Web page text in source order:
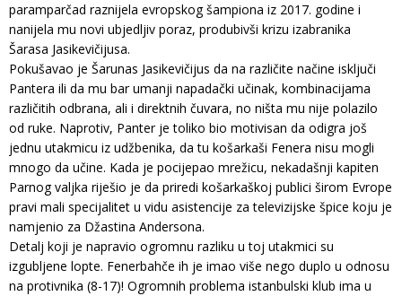
paramparčad raznijela evropskog šampiona iz 2017. godine i
nanijela mu novi ubjedljiv poraz, produbivši krizu izabranika
Šarasa Jasikevičijusa.
Pokušavao je Šarunas Jasikevičijus da na različite načine isključi
Pantera ili da mu bar umanji napadački učinak, kombinacijama
različitih odbrana, ali i direktnih čuvara, no ništa mu nije polazilo
od ruke. Naprotiv, Panter je toliko bio motivisan da odigra još
jednu utakmicu iz udžbenika, da tu košarkaši Fenera nisu mogli
mnogo da učine. Kada je pocijepao mrežicu, nekadašnji kapiten
Parnog valjka riješio je da priredi košarkaškoj publici širom Evrope
pravi mali specijalitet u vidu asistencije za televizijske špice koju je
namjenio za Džastina Andersona.
Detalj koji je napravio ogromnu razliku u toj utakmici su
izgubljene lopte. Fenerbahče ih je imao više nego duplo u odnosu
na protivnika (8-17)! Ogromnih problema istanbulski klub ima u